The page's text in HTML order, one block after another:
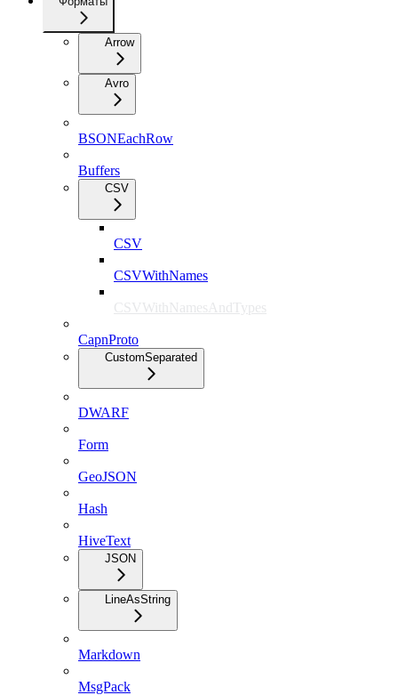
Arrow
Avro
BSONEachRow
Buffers
CSV
CSV
CSVWithNames
CSVWithNamesAndTypes
CapnProto
CustomSeparated
DWARF
Form
GeoJSON
Hash
HiveText
JSON
LineAsString
Markdown
MsgPack